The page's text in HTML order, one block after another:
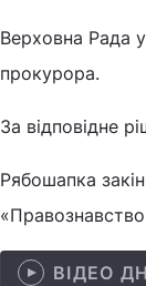
Верховна Рада
прокурора.
За відповідне
Рябошапка
ВІДЕО